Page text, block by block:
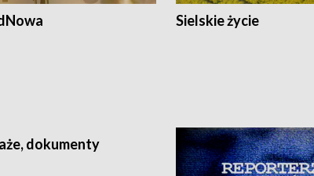
Sielskie życie
dokumenty